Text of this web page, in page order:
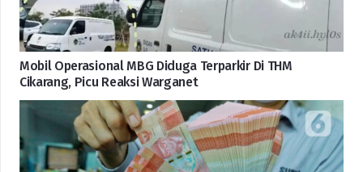
Mobil Operasional MBG Diduga Terparkir Di THM
Cikarang, Picu Reaksi Warganet